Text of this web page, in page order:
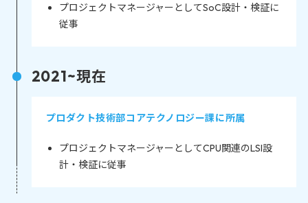
プロジェクトマネージャーとしてSoC設計・検証に
従事
2021~現在
プロダクト技術部コアテクノロジー課に所属
プロジェクトマネージャーとしてCPU関連のLSI設
計・検証に従事